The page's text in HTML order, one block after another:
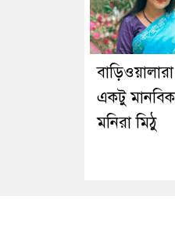
একটু
মনিরা মিঠু